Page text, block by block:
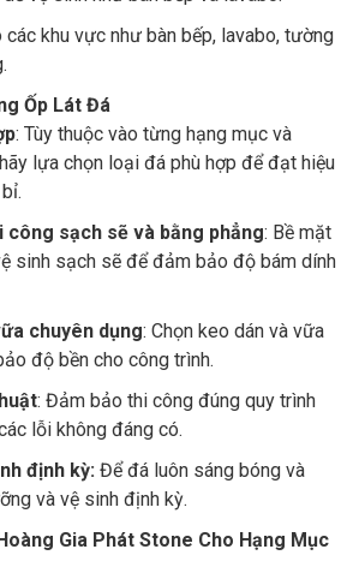
các khu vực như bàn bếp, lavabo, tường
Ốp Lát Đá
: Tùy thuộc vào từng hạng mục và
lựa chọn loại đá phù hợp để đạt hiệu
sạch sẽ và bằng phẳng: Bề mặt
sinh sạch sẽ để đảm bảo độ bám dính
chuyên dụng: Chọn keo dán và vữa
độ bền cho công trình.
: Đảm bảo thi công đúng quy trình
lỗi không đáng có.
định kỳ: Để đá luôn sáng bóng và
và vệ sinh định kỳ.
Gia Phát Stone Cho Hạng Mục